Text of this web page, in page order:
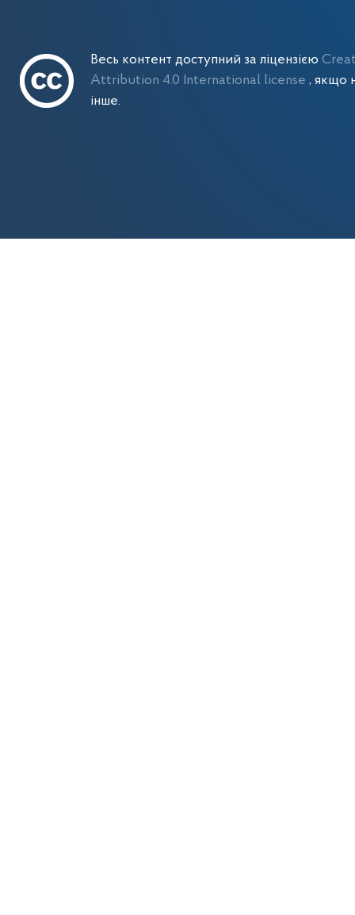
Весь контент доступний за ліцензією
Attribution 4.0 International license, якщо
інше.